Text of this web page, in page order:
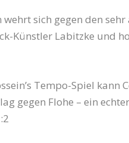
wehrt sich gegen den
Künstler Labitzke und
Tempo-Spiel kann
gegen Flohe – ein